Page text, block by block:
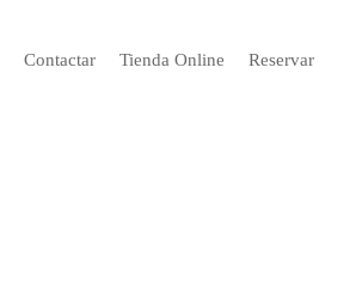
Contactar Tienda Online Reservar